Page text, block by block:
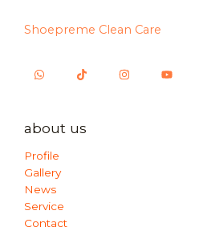
Shoepreme Clean Care
about us
Profile
Gallery
News
Service
Contact